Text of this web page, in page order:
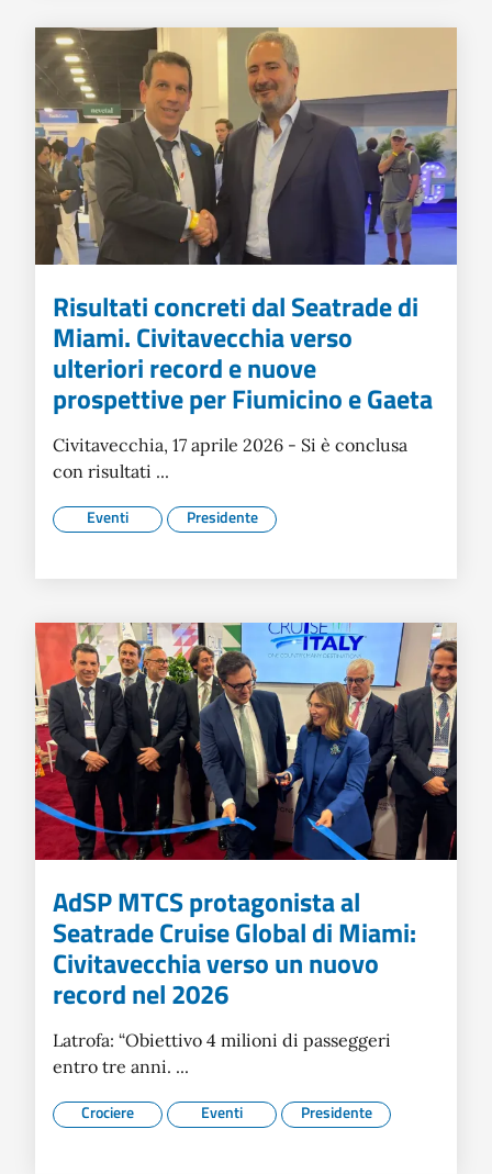
Risultati concreti dal Seatrade di
Miami. Civitavecchia verso
ulteriori record e nuove
prospettive per Fiumicino e Gaeta
Civitavecchia, 17 aprile 2026 - Si è conclusa
con risultati ...
Eventi Presidente
AdSP MTCS protagonista al
Seatrade Cruise Global di Miami:
Civitavecchia verso un nuovo
record nel 2026
Latrofa: “Obiettivo 4 milioni di passeggeri
entro tre anni. ...
Crociere Eventi Presidente